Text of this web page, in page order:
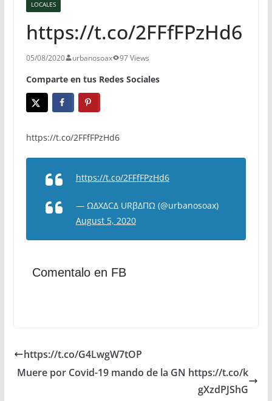
LOCALES
https://t.co/2FFfFPzHd6
05/08/2020 urbanosoax 97 Views
Comparte en tus Redes Sociales
https://t.co/2FFfFPzHd6
https://t.co/2FFfFPzHd6
— ΩΔXΔCΔ URβΔΠΩ (@urbanosoax)
August 5, 2020
Comentalo en FB
https://t.co/G4LwgW7tOP
Muere por Covid-19 mando de la GN https://t.co/k
gXzdPJShG